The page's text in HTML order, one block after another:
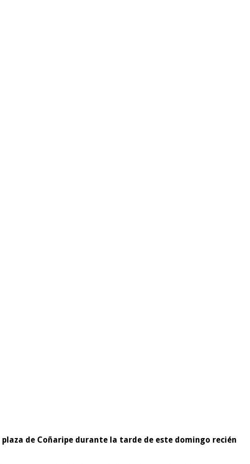
de Coñaripe durante la tarde de este domingo recién